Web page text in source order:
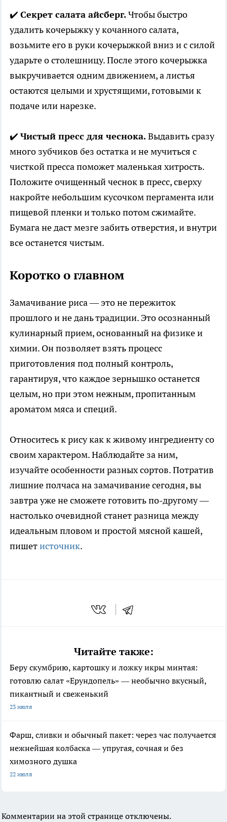
✔️ Секрет салата айсберг.Чтобы быстро
удалить кочерыжку у кочанного салата,
возьмите его в руки кочерыжкой вниз и с силой
ударьте о столешницу. После этого кочерыжка
выкручивается одним движением, а листья
остаются целыми и хрустящими, готовыми к
подаче или нарезке.
✔️ Чистый пресс для чеснока.Выдавить сразу
много зубчиков без остатка и не мучиться с
чисткой пресса поможет маленькая хитрость.
Положите очищенный чеснок в пресс, сверху
накройте небольшим кусочком пергамента или
пищевой пленки и только потом сжимайте.
Бумага не даст мезге забить отверстия, и внутри
все останется чистым.
Коротко о главном
Замачивание риса — это не пережиток
прошлого и не дань традиции. Это осознанный
кулинарный прием, основанный на физике и
химии. Он позволяет взять процесс
приготовления под полный контроль,
гарантируя, что каждое зернышко останется
целым, но при этом нежным, пропитанным
ароматом мяса и специй.
Относитесь к рису как к живому ингредиенту со
своим характером. Наблюдайте за ним,
изучайте особенности разных сортов. Потратив
лишние полчаса на замачивание сегодня, вы
завтра уже не сможете готовить по-другому —
настолько очевидной станет разница между
идеальным пловом и простой мясной кашей,
пишетисточник.
Читайте также:
Беру скумбрию, картошку и ложку икры минтая:
готовлю салат «Ерундопель» — необычно вкусный,
пикантный и свеженький
23 июля
Фарш, сливки и обычный пакет: через час получается
нежнейшая колбаска — упругая, сочная и без
химозного душка
22 июля
Комментарии на этой странице отключены.